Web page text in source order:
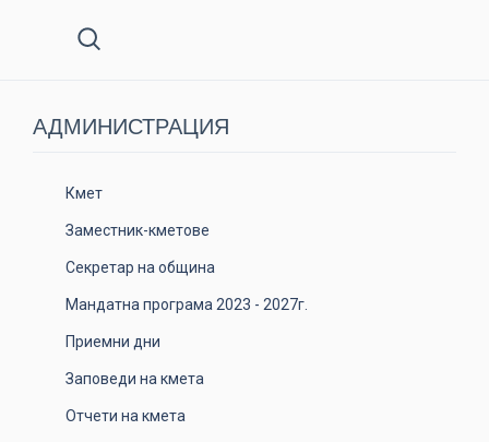
АДМИНИСТРАЦИЯ
Кмет
Заместник-кметове
Секретар на община
Мандатна програма 2023 - 2027г.
Приемни дни
Заповеди на кмета
Отчети на кмета